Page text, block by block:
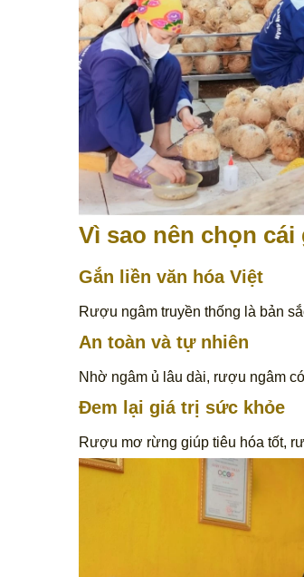
Vì sao nên chọn
Gắn liền văn hóa Việt
Rượu ngâm truyền thống là bản
An toàn và tự nhiên
Nhờ ngâm ủ lâu dài, rượu ngâm
Đem lại giá trị sức khỏe
Rượu mơ rừng giúp tiêu hóa tốt,